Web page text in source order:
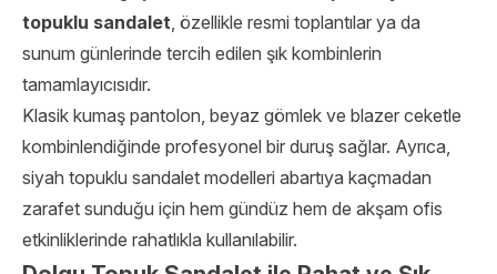
topuklu sandalet, özellikle resmi toplantılar ya da
sunum günlerinde tercih edilen şık kombinlerin
tamamlayıcısıdır.
Klasik kumaş pantolon, beyaz gömlek ve blazer ceketle
kombinlendiğinde profesyonel bir duruş sağlar. Ayrıca,
siyah topuklu sandalet modelleri abartıya kaçmadan
zarafet sunduğu için hem gündüz hem de akşam ofis
etkinliklerinde rahatlıkla kullanılabilir.